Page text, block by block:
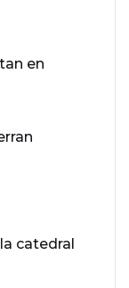
en
catedral